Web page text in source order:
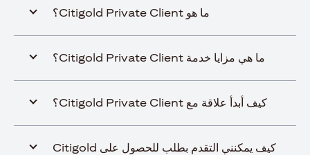
ما هو Citigold Private Client؟
ما هي مزايا خدمة Citigold Private Client؟
كيف أبدأ علاقة مع Citigold Private Client؟
كيف يمكنني التقدم بطلب للحصول على Citigold